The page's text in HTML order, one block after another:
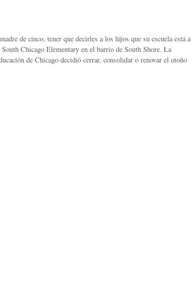
de cinco, tener que decirles a los hijos que su escuela está a
Chicago Elementary en el barrio de South Shore. La
de Chicago decidió cerrar, consolidar o renovar el otoño